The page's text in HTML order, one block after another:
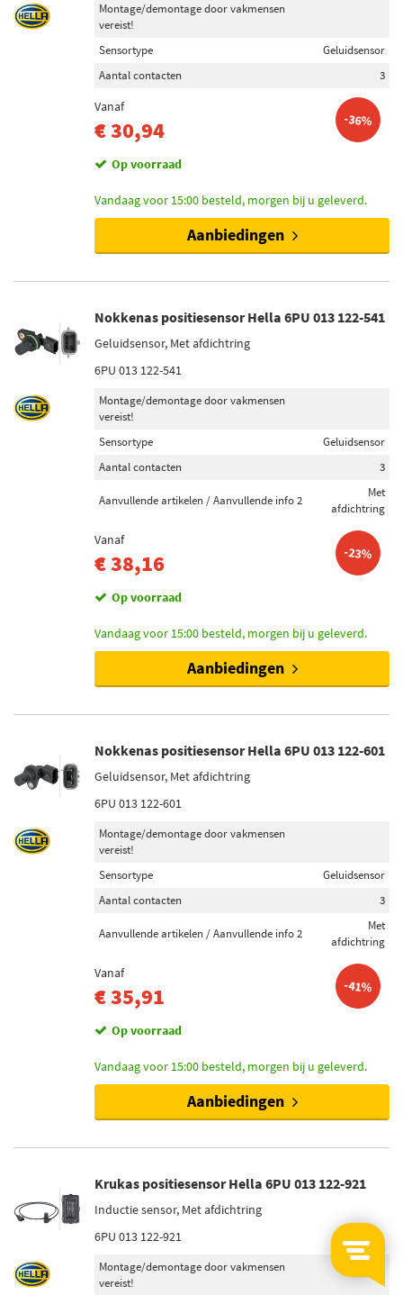
Montage/demontage door vakmensen
vereist!
Sensortype
Geluidsensor
Aantal contacten
3
Vanaf
€ 30,94 -36%
Op voorraad
Vandaag voor 15:00 besteld, morgen bij u geleverd.
Aanbiedingen
Nokkenas positiesensor Hella 6PU 013 122-541
Geluidsensor, Met afdichtring
6PU 013 122-541
Montage/demontage door vakmensen
vereist!
Sensortype
Geluidsensor
Aantal contacten
3
Aanvullende artikelen / Aanvullende info 2
Met
afdichtring
Vanaf
€ 38,16 -23%
Op voorraad
Vandaag voor 15:00 besteld, morgen bij u geleverd.
Aanbiedingen
Nokkenas positiesensor Hella 6PU 013 122-601
Geluidsensor, Met afdichtring
6PU 013 122-601
Montage/demontage door vakmensen
vereist!
Sensortype
Geluidsensor
Aantal contacten
3
Aanvullende artikelen / Aanvullende info 2
Met
afdichtring
Vanaf
€ 35,91 -41%
Op voorraad
Vandaag voor 15:00 besteld, morgen bij u geleverd.
Aanbiedingen
Krukas positiesensor Hella 6PU 013 122-921
Inductie sensor, Met afdichtring
6PU 013 122-921
Montage/demontage door vakmensen
vereist!